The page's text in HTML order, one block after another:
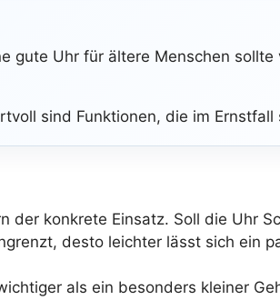
gute Uhr für ältere Menschen
sind Funktionen, die im
der konkrete Einsatz. Soll die Uhr
desto leichter lässt sich ein
als ein besonders kleiner